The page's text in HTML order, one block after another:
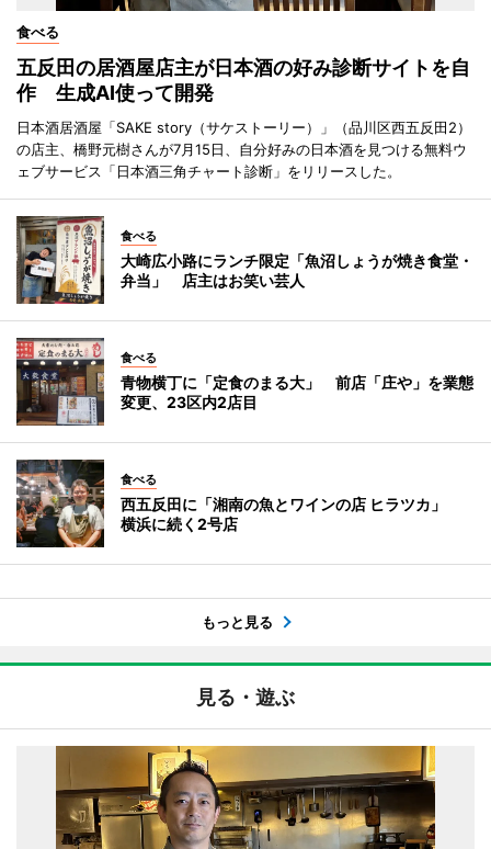
食べる
五反田の居酒屋店主が日本酒の好み診断サイトを自
作 生成AI使って開発
日本酒居酒屋「SAKE story（サケストーリー）」（品川区西五反田2）
の店主、橋野元樹さんが7月15日、自分好みの日本酒を見つける無料ウ
ェブサービス「日本酒三角チャート診断」をリリースした。
食べる
大崎広小路にランチ限定「魚沼しょうが焼き食堂・
弁当」 店主はお笑い芸人
食べる
青物横丁に「定食のまる大」 前店「庄や」を業態
変更、23区内2店目
食べる
西五反田に「湘南の魚とワインの店 ヒラツカ」
横浜に続く2号店
もっと見る
見る・遊ぶ